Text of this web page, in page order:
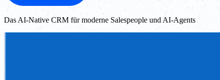
Das AI-Native CRM für moderne Salespeople und AI-Agents